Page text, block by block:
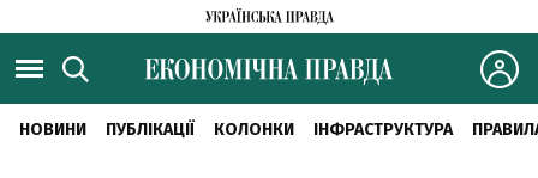
НОВИНИ ПУБЛІКАЦІЇ КОЛОНКИ ІНФРАСТРУКТУРА